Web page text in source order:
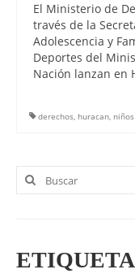
El Ministerio de
través de la
Adolescencia y
Deportes del
Nación lanzan en
derechos, huracan,
Buscar
por: